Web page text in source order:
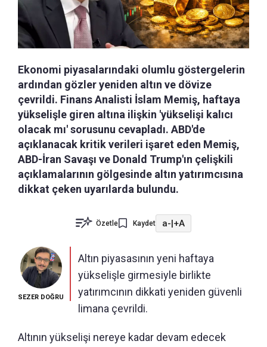
Ekonomi piyasalarındaki olumlu göstergelerin
ardından gözler yeniden altın ve dövize
çevrildi. Finans Analisti İslam Memiş, haftaya
yükselişle giren altına ilişkin 'yükselişi kalıcı
olacak mı' sorusunu cevapladı. ABD'de
açıklanacak kritik verileri işaret eden Memiş,
ABD-İran Savaşı ve Donald Trump'ın çelişkili
açıklamalarının gölgesinde altın yatırımcısına
dikkat çeken uyarılarda bulundu.
Özetle Kaydet a-|+A
SEZER DOĞRU
Altın piyasasının yeni haftaya
yükselişle girmesiyle birlikte
yatırımcının dikkati yeniden güvenli
limana çevrildi.
Altının yükselişi nereye kadar devam edecek